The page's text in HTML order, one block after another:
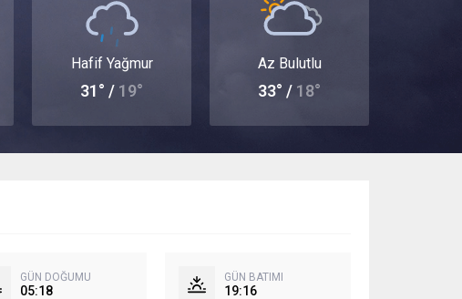
Hafif Yağmur
31° / 19°
Az Bulutlu
33° / 18°
GÜN DOĞUMU
05:18
GÜN BATIMI
19:16